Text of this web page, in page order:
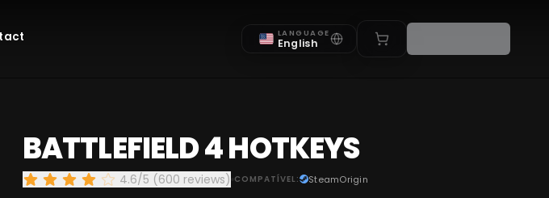
LANGUAGE
English
BATTLEFIELD 4 HOTKEYS
4.6/5 (600 reviews) COMPATÍVEL: SteamOrigin